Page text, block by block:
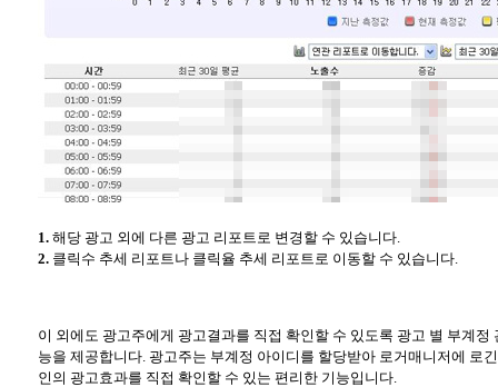
1. 해당 광고 외에 다른 광고 리포트로 변경할 수 있습니다.
2. 클릭수 추세 리포트나 클릭율 추세 리포트로 이동할 수 있습니다.
이 외에도 광고주에게 광고결과를 직접 확인할 수 있도록 광고 별 부계정
능을 제공합니다. 광고주는 부계정 아이디를 할당받아 로거매니저에 로
인의 광고효과를 직접 확인할 수 있는 편리한 기능입니다.